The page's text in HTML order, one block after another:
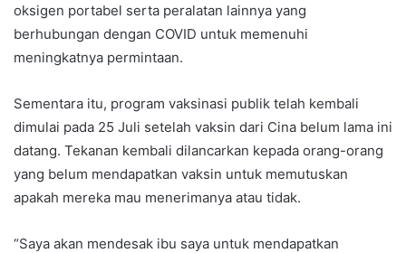
oksigen portabel serta peralatan lainnya yang
berhubungan dengan COVID untuk memenuhi
meningkatnya permintaan.
Sementara itu, program vaksinasi publik telah kembali
dimulai pada 25 Juli setelah vaksin dari Cina belum lama ini
datang. Tekanan kembali dilancarkan kepada orang-orang
yang belum mendapatkan vaksin untuk memutuskan
apakah mereka mau menerimanya atau tidak.
“Saya akan mendesak ibu saya untuk mendapatkan